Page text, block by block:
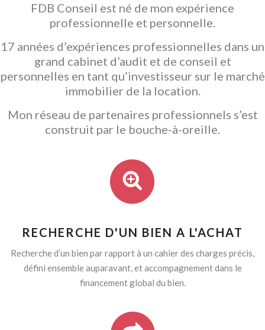
FDB Conseil est né de mon expérience
professionnelle et personnelle.
17 années d’expériences professionnelles dans un
grand cabinet d’audit et de conseil et
personnelles en tant qu’investisseur sur le marché
immobilier de la location.
Mon réseau de partenaires professionnels s’est
construit par le bouche-à-oreille.
RECHERCHE D'UN BIEN A L'ACHAT
Recherche d’un bien par rapport à un cahier des charges précis,
défini ensemble auparavant, et accompagnement dans le
financement global du bien.